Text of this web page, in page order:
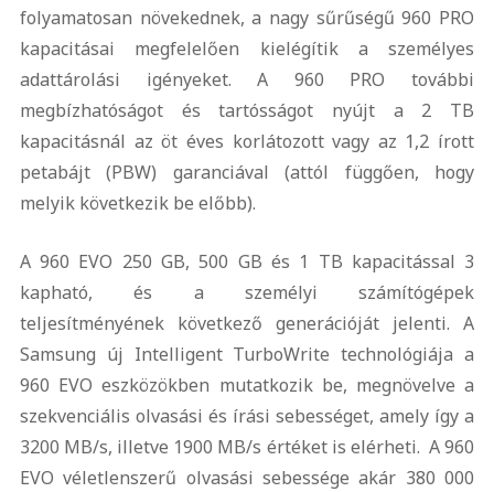
folyamatosan növekednek, a nagy sűrűségű 960 PRO
kapacitásai megfelelően kielégítik a személyes
adattárolási igényeket. A 960 PRO további
megbízhatóságot és tartósságot nyújt a 2 TB
kapacitásnál az öt éves korlátozott vagy az 1,2 írott
petabájt (PBW) garanciával (attól függően, hogy
melyik következik be előbb).
A 960 EVO 250 GB, 500 GB és 1 TB kapacitással 3
kapható, és a személyi számítógépek
teljesítményének következő generációját jelenti. A
Samsung új Intelligent TurboWrite technológiája a
960 EVO eszközökben mutatkozik be, megnövelve a
szekvenciális olvasási és írási sebességet, amely így a
3200 MB/s, illetve 1900 MB/s értéket is elérheti. A 960
EVO véletlenszerű olvasási sebessége akár 380 000